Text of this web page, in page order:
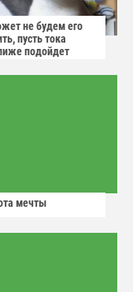
не будем его
пусть тока
подойдет
мечты